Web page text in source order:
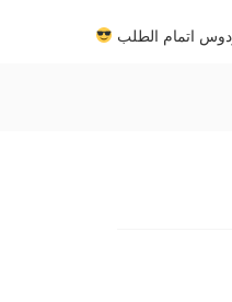
اتمام الطلب